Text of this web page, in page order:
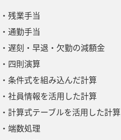
残業手当
通勤手当
遅刻・早退・欠勤の減額金
四則演算
条件式を組み込んだ計算
社員情報を活用した計算
計算式テーブルを活用した計算
端数処理